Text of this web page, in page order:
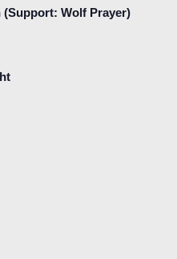
(Support: Wolf Prayer)